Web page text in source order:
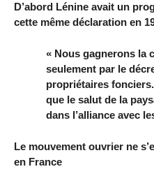
D’abord Lénine avait un
cette même déclaration en
« Nous gagnerons la
seulement par le
propriétaires
que le salut de la
dans l’alliance avec
Le mouvement ouvrier ne
en France